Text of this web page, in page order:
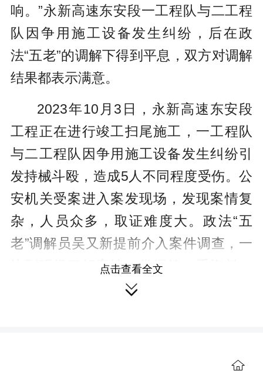
响。”永新高速东安段一工程队与二工程
队因争用施工设备发生纠纷，后在政
法“五老”的调解下得到平息，双方对调解
结果都表示满意。
2023年10月3日，永新高速东安段
工程正在进行竣工扫尾施工，一工程队
与二工程队因争用施工设备发生纠纷引
发持械斗殴，造成5人不同程度受伤。公
安机关受案进入案发现场，发现案情复
杂，人员众多，取证难度大。政法“五
老”调解员吴又新提前介入案件调查，一
边到现场了解案情，掌握第一手资料；
一边又到医院确定受伤者的伤势程度，
点击查看全文
